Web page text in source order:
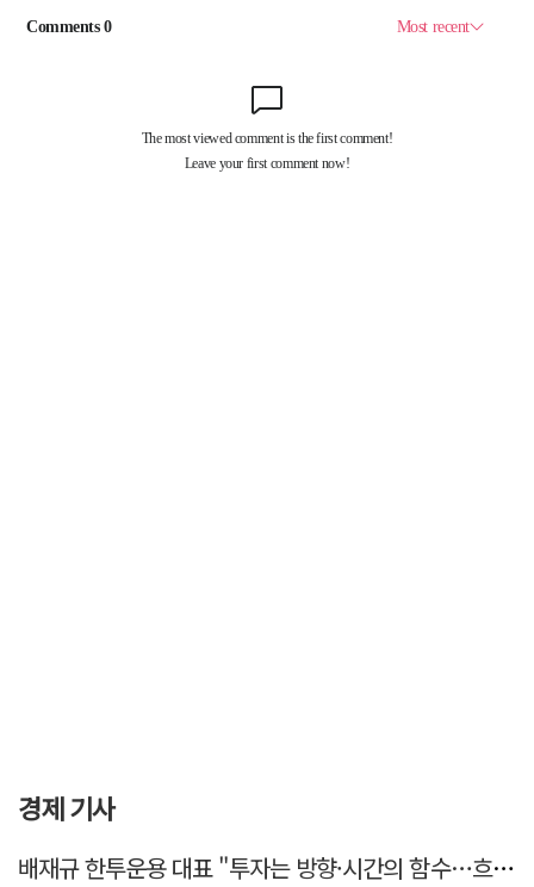
경제 기사
배재규 한투운용 대표 "투자는 방향·시간의 함수…흐름 따라 장기투자해야"